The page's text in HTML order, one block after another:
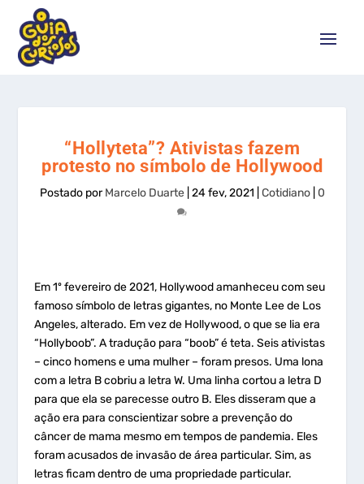
“Hollyteta”? Ativistas fazem
protesto no símbolo de Hollywood
Postado porMarcelo Duarte| 24 fev, 2021 Cotidiano| 0
Em 1º fevereiro de 2021, Hollywood amanheceu com seu
famoso símbolo de letras gigantes, no Monte Lee de Los
Angeles, alterado. Em vez de Hollywood, o que se lia era
“Hollyboob”. A tradução para “boob” é teta. Seis ativistas
– cinco homens e uma mulher – foram presos. Uma lona
com a letra B cobriu a letra W. Uma linha cortou a letra D
para que ela se parecesse outro B. Eles disseram que a
ação era para conscientizar sobre a prevenção do
câncer de mama mesmo em tempos de pandemia. Eles
foram acusados de invasão de área particular. Sim, as
letras ficam dentro de uma propriedade particular.